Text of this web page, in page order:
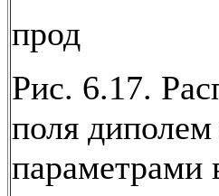
прод
Рис. 6.17.
поля
параметрами